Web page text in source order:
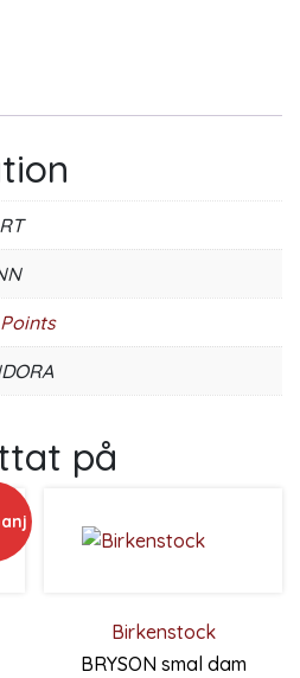
Points
på
Birkenstock
BRYSON smal dam